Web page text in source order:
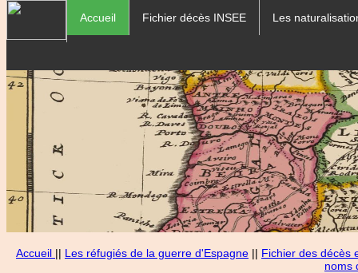
Accueil Fichier décès INSEE Les
Accueil || Les réfugiés de la guerre d'Espagne || Fichier des décès
noms